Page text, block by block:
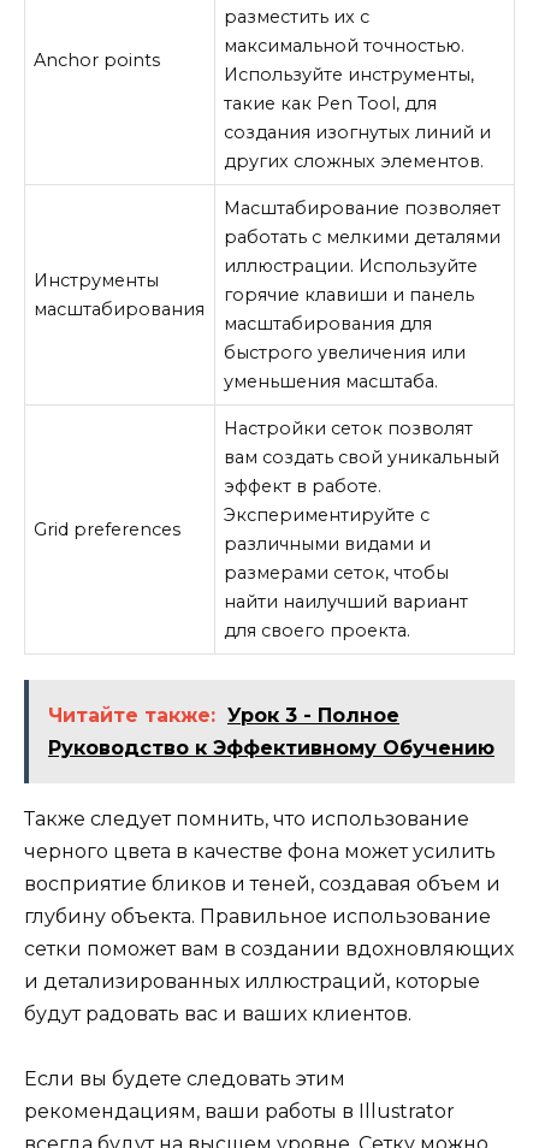
Anchor points
разместить их с
максимальной точностью.
Используйте инструменты,
такие как Pen Tool, для
создания изогнутых линий и
других сложных элементов.
Инструменты
масштабирования
Масштабирование позволяет
работать с мелкими деталями
иллюстрации. Используйте
горячие клавиши и панель
масштабирования для
быстрого увеличения или
уменьшения масштаба.
Grid preferences
Настройки сеток позволят
вам создать свой уникальный
эффект в работе.
Экспериментируйте с
различными видами и
размерами сеток, чтобы
найти наилучший вариант
для своего проекта.
Читайте также: Урок 3 - Полное
Руководство к Эффективному Обучению
Также следует помнить, что использование
черного цвета в качестве фона может усилить
восприятие бликов и теней, создавая объем и
глубину объекта. Правильное использование
сетки поможет вам в создании вдохновляющих
и детализированных иллюстраций, которые
будут радовать вас и ваших клиентов.
Если вы будете следовать этим
рекомендациям, ваши работы в Illustrator